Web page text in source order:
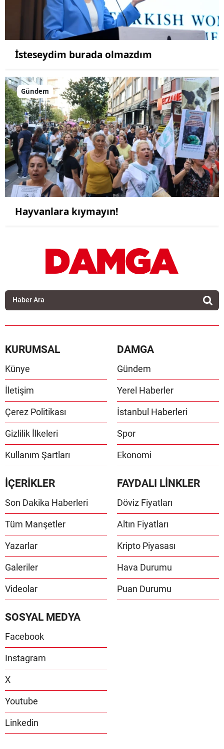
İsteseydim burada olmazdım
Gündem
Hayvanlara kıymayın!
KURUMSAL
Künye
İletişim
Çerez Politikası
Gizlilik İlkeleri
Kullanım Şartları
DAMGA
Gündem
Yerel Haberler
İstanbul Haberleri
Spor
Ekonomi
İÇERİKLER
Son Dakika Haberleri
Tüm Manşetler
Yazarlar
Galeriler
Videolar
FAYDALI LİNKLER
Döviz Fiyatları
Altın Fiyatları
Kripto Piyasası
Hava Durumu
Puan Durumu
SOSYAL MEDYA
Facebook
Instagram
X
Youtube
Linkedin